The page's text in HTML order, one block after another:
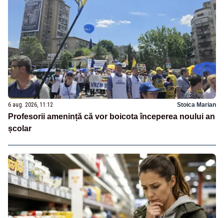
6 aug. 2026, 11:12 Stoica Marian
Profesorii amenință că vor boicota începerea noului an
școlar